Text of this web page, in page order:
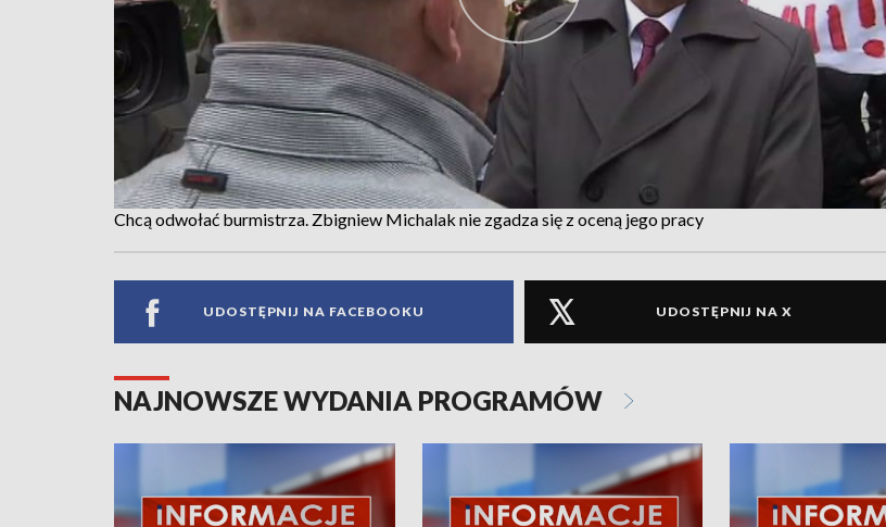
Chcą odwołać burmistrza. Zbigniew Michalak nie zgadza się z oceną jego pracy
UDOSTĘPNIJ NA FACEBOOKU UDOSTĘPNIJ NA X
NAJNOWSZE WYDANIA PROGRAMÓW